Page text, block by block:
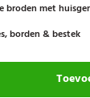
broden met
borden & bestek